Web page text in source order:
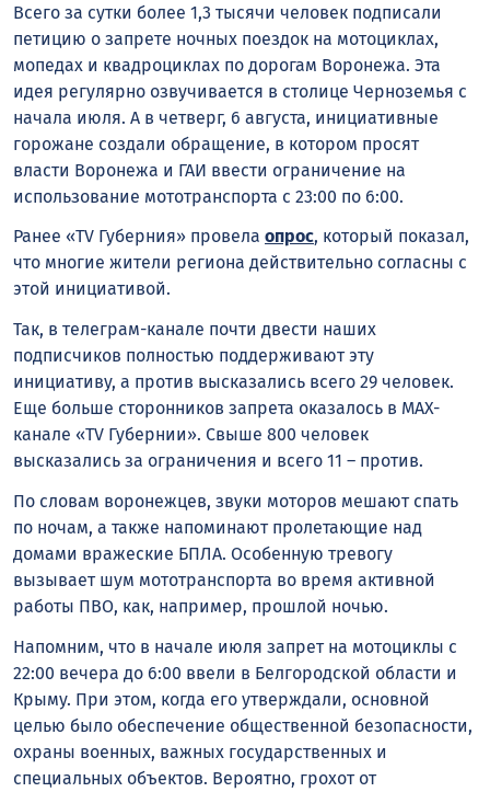
Всего за сутки более 1,3 тысячи человек подписали
петицию о запрете ночных поездок на мотоциклах,
мопедах и квадроциклах по дорогам Воронежа. Эта
идея регулярно озвучивается в столице Черноземья с
начала июля. А в четверг, 6 августа, инициативные
горожане создали обращение, в котором просят
власти Воронежа и ГАИ ввести ограничение на
использование мототранспорта с 23:00 по 6:00.
Ранее «TV Губерния» провела опрос, который показал,
что многие жители региона действительно согласны с
этой инициативой.
Так, в телеграм-канале почти двести наших
подписчиков полностью поддерживают эту
инициативу, а против высказались всего 29 человек.
Еще больше сторонников запрета оказалось в MAX-
канале «TV Губернии». Свыше 800 человек
высказались за ограничения и всего 11 – против.
По словам воронежцев, звуки моторов мешают спать
по ночам, а также напоминают пролетающие над
домами вражеские БПЛА. Особенную тревогу
вызывает шум мототранспорта во время активной
работы ПВО, как, например, прошлой ночью.
Напомним, что в начале июля запрет на мотоциклы с
22:00 вечера до 6:00 ввели в Белгородской области и
Крыму. При этом, когда его утверждали, основной
целью было обеспечение общественной безопасности,
охраны военных, важных государственных и
специальных объектов. Вероятно, грохот от